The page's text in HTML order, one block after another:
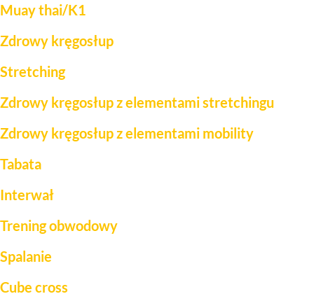
Muay thai/K1
Zdrowy kręgosłup
Stretching
Zdrowy kręgosłup z elementami stretchingu
Zdrowy kręgosłup z elementami mobility
Tabata
Interwał
Trening obwodowy
Spalanie
Cube cross